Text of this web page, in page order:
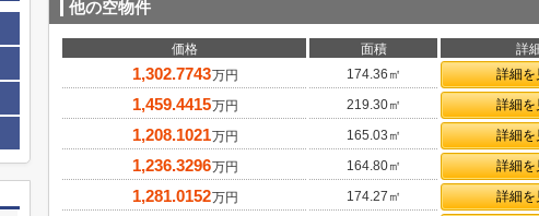
他の空物件
価格 面積 詳
1,302.7743万円 174.36㎡ 詳細を
1,459.4415万円 219.30㎡ 詳細を
1,208.1021万円 165.03㎡ 詳細を
1,236.3296万円 164.80㎡ 詳細を
1,281.0152万円 174.27㎡ 詳細を